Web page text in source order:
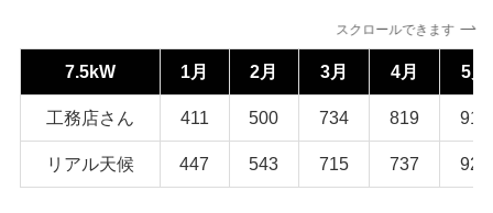
スクロールできます
7.5kW 1月 2月 3月 4月 5月
工務店さん 411 500 734 819 910
リアル天候 447 543 715 737 922